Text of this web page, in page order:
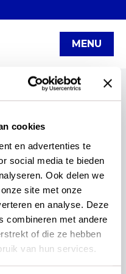
cookies
en advertenties te
social media te bieden
Ook delen we
site met onze
en analyse. Deze
combineren met andere
of die ze hebben
van hun services.
MENU
Blog (v)so